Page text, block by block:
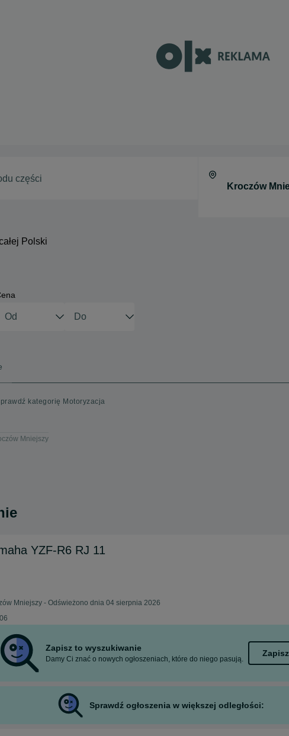
Polski
kategorię Motoryzacja
Mniejszy
YZF-R6 RJ 11
Mniejszy - Odświeżono dnia 04 sierpnia 2026
Zapisz to wyszukiwanie
Damy Ci znać o nowych ogłoszeniach, które do niego pasują.
Zapisz
Sprawdź ogłoszenia w większej odległości: